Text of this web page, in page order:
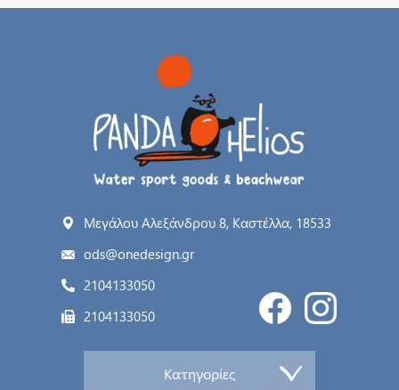
Μεγάλου Αλεξάνδρου 8, Καστέλλα, 18533
ods@onedesign.gr
2104133050
2104133050
Κατηγορίες